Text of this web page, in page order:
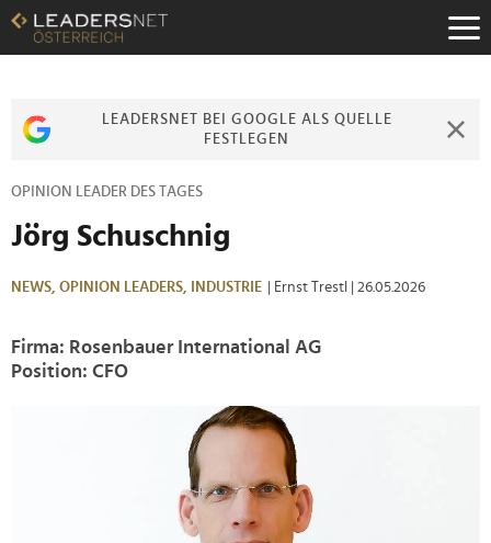
Zum
Inhalt
Zur
Zur
LEADERSNET BEI GOOGLE ALS QUELLE
FESTLEGEN
OPINION LEADER DES TAGES
Jörg Schuschnig
NEWS, OPINION LEADERS, INDUSTRIE | Ernst Trestl | 26.05.2026
Firma: Rosenbauer International AG
Position: CFO